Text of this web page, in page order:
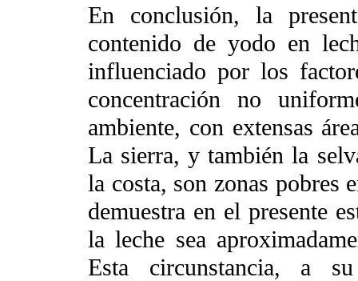
En conclusión, la
contenido de yodo en
influenciado por los
concentración no
ambiente, con extensas
La sierra, y también la
la costa, son zonas pobres
demuestra en el presente
la leche sea
Esta circunstancia, a